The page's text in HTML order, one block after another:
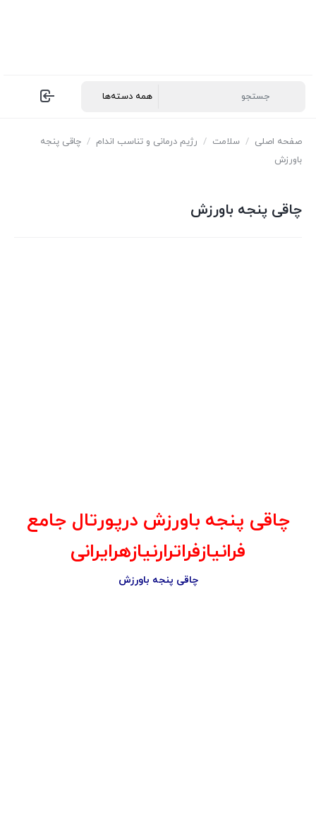
صفحه اصلی / سلامت / رژیم درمانی و تناسب اندام / چاقی پنجه
باورزش
چاقی پنجه باورزش
چاقی پنجه باورزش درپورتال جامع
فرانیازفراترارنیازهرایرانی
چاقی پنجه باورزش